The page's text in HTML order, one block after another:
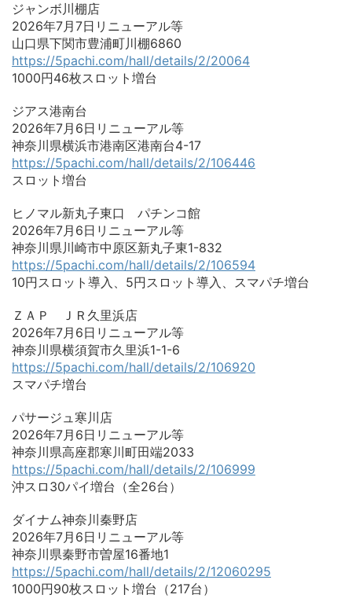
ジャンボ川棚店
2026年7月7日リニューアル等
山口県下関市豊浦町川棚6860
https://5pachi.com/hall/details/2/20064
1000円46枚スロット増台
ジアス港南台
2026年7月6日リニューアル等
神奈川県横浜市港南区港南台4-17
https://5pachi.com/hall/details/2/106446
スロット増台
ヒノマル新丸子東口 パチンコ館
2026年7月6日リニューアル等
神奈川県川崎市中原区新丸子東1-832
https://5pachi.com/hall/details/2/106594
10円スロット導入、5円スロット導入、スマパチ増台
ＺＡＰ ＪＲ久里浜店
2026年7月6日リニューアル等
神奈川県横須賀市久里浜1-1-6
https://5pachi.com/hall/details/2/106920
スマパチ増台
パサージュ寒川店
2026年7月6日リニューアル等
神奈川県高座郡寒川町田端2033
https://5pachi.com/hall/details/2/106999
沖スロ30パイ増台（全26台）
ダイナム神奈川秦野店
2026年7月6日リニューアル等
神奈川県秦野市曽屋16番地1
https://5pachi.com/hall/details/2/12060295
1000円90枚スロット増台（217台）